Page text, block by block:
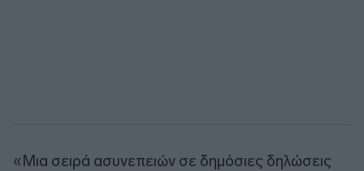
«Μια σειρά ασυνεπειών σε δημόσιες δηλώσεις